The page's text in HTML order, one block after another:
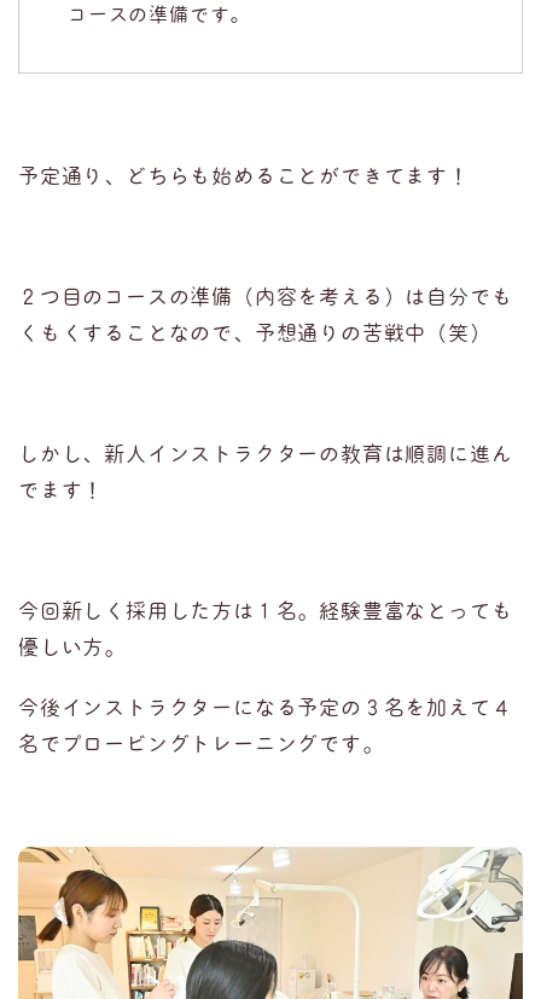
コースの準備です。
予定通り、どちらも始めることができてます！
２つ目のコースの準備（内容を考える）は自分でも
くもくすることなので、予想通りの苦戦中（笑）
しかし、新人インストラクターの教育は順調に進ん
でます！
今回新しく採用した方は１名。経験豊富なとっても
優しい方。
今後インストラクターになる予定の３名を加えて４
名でプロービングトレーニングです。